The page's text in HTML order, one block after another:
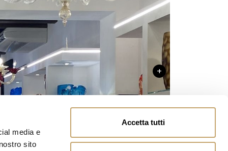
media e
sito
Accetta tutti
+
+